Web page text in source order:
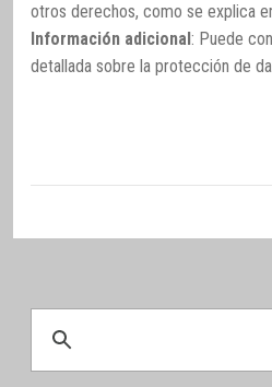
otros derechos, como se explica
Información adicional : Puede
detallada sobre la protección de